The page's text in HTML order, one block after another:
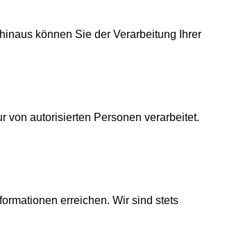
können Sie der Verarbeitung Ihrer
von autorisierten Personen verarbeitet.
erreichen. Wir sind stets